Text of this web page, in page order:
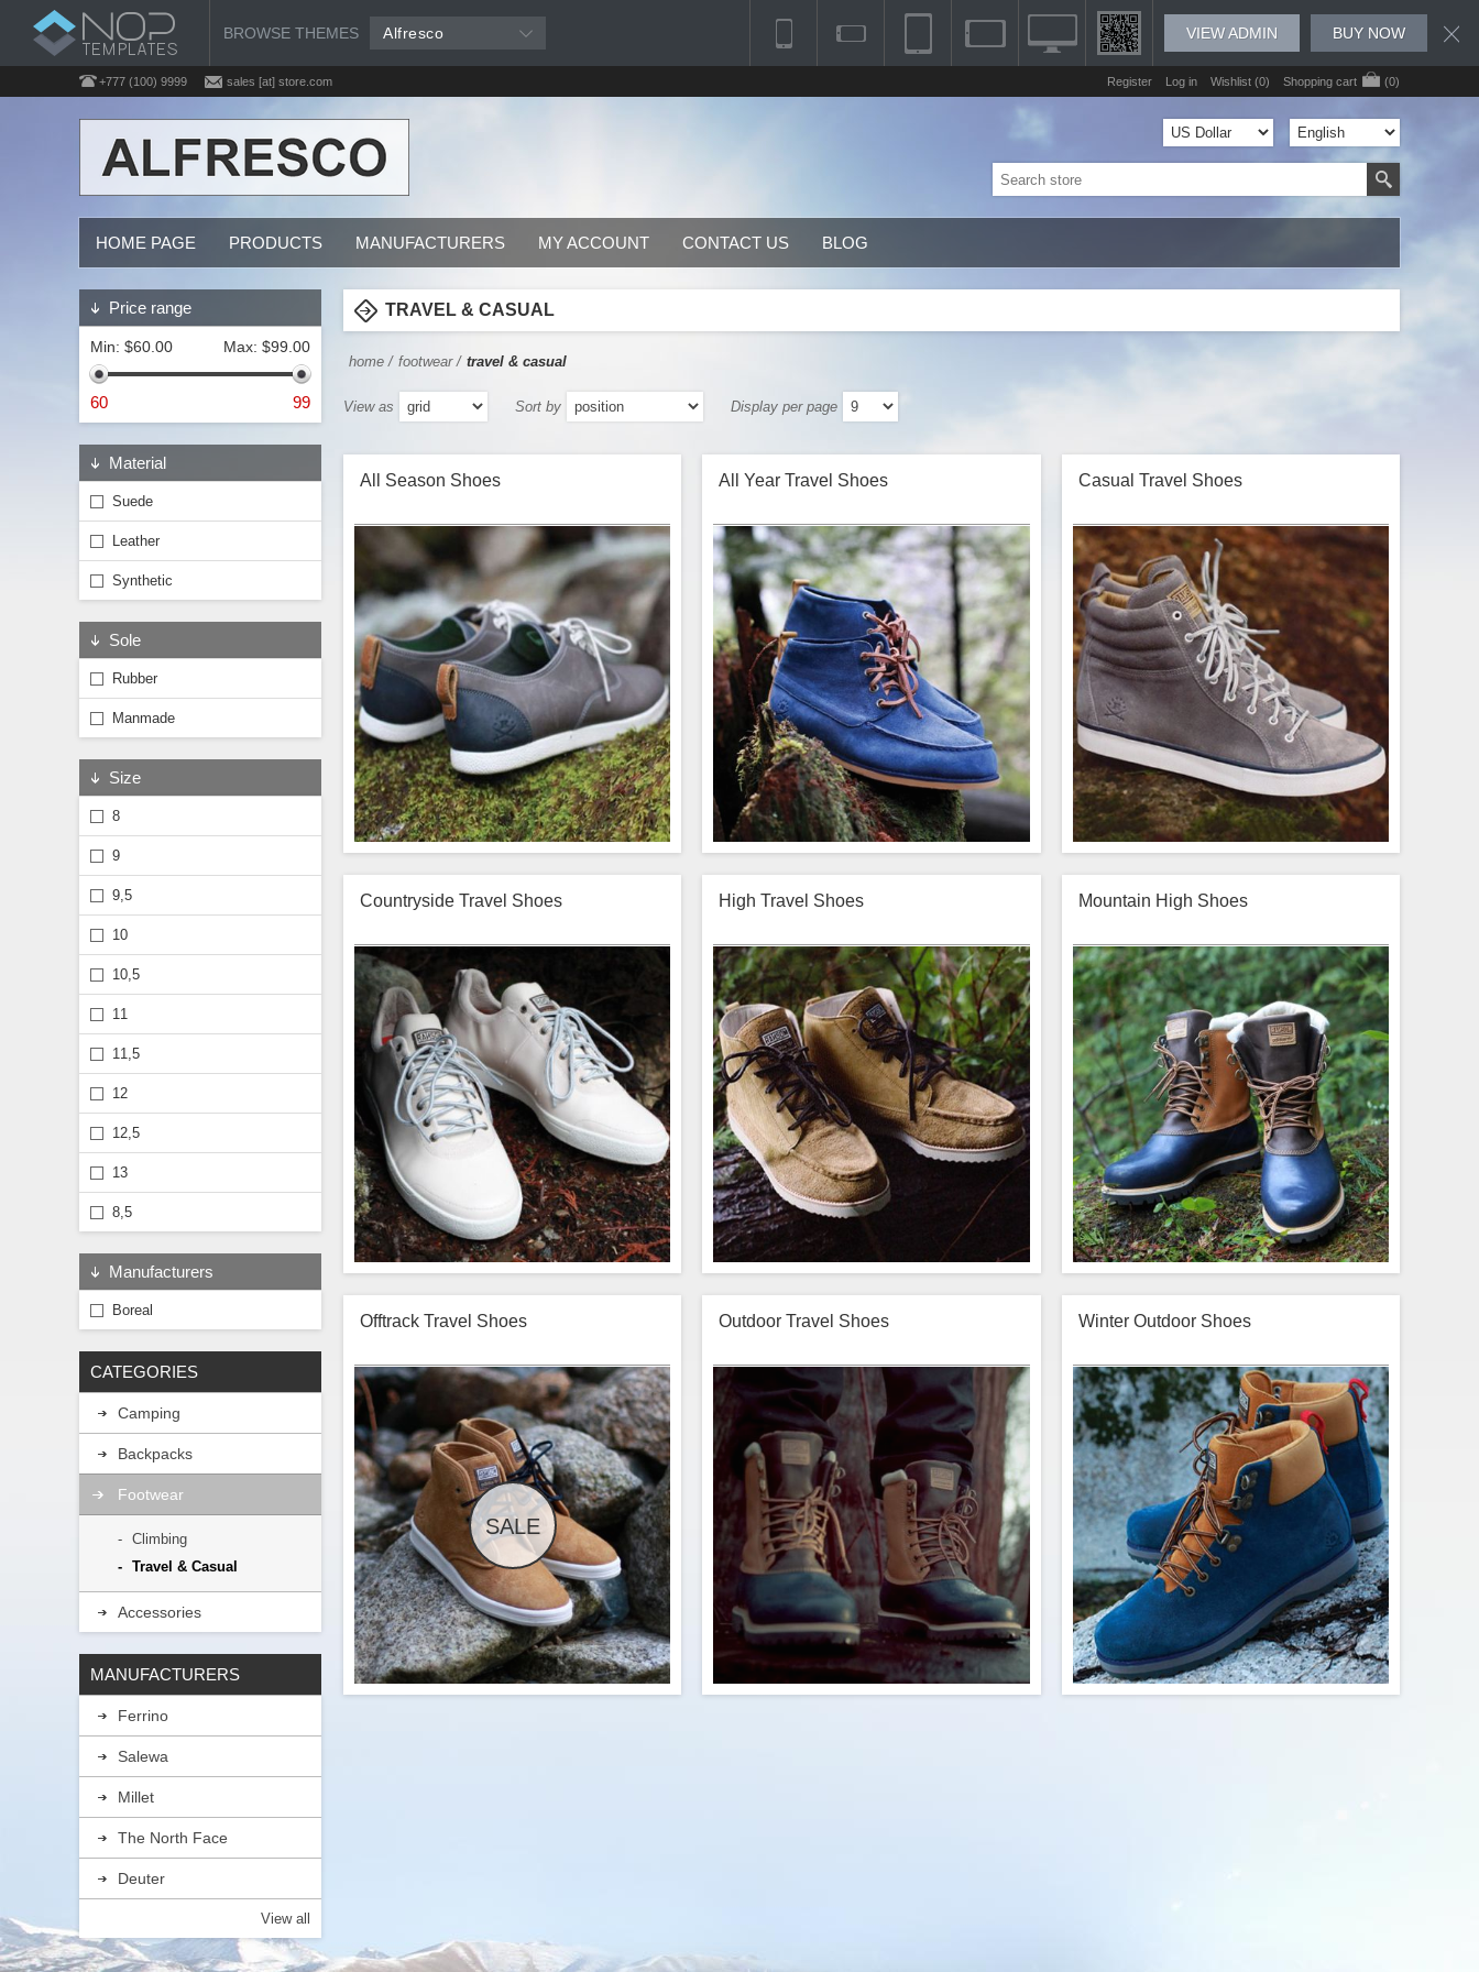
BROWSE THEMES Alfresco VIEW ADMIN BUY NOW
+777 (100) 9999 sales [at] store.com Register Log in Wishlist (0) Shopping cart (0)
HOME PAGE PRODUCTS MANUFACTURERS MY ACCOUNT CONTACT US BLOG
TRAVEL & CASUAL
home / footwear / travel & casual
View as Sort by Display per page
All Season Shoes
etiam lacinia porta proin, quam urna nostra
ornare nam velit quam himenaeos tincidunt
non convallis elit consectetur lobortis potenti,
eu eget nullam placerat porttitor justo habitant
hendrerit, lacus libero fames nibh nostra
sagittis etiam nisl habitasse sollicitudin
tempus etiam class luctus platea enim.
$90.00
Buy Now
All Year Travel Shoes
etiam lacinia porta proin, quam urna nostra
ornare nam velit quam himenaeos tincidunt
non convallis elit consectetur lobortis potenti,
eu eget nullam placerat porttitor justo habitant
hendrerit, lacus libero fames nibh nostra
sagittis etiam nisl habitasse sollicitudin
tempus etiam class luctus platea enim.
$70.00
Buy Now
Casual Travel Shoes
etiam lacinia porta proin, quam urna nostra
ornare nam velit quam himenaeos tincidunt
non convallis elit consectetur lobortis potenti,
eu eget nullam placerat porttitor justo habitant
hendrerit, lacus libero fames nibh nostra
sagittis etiam nisl habitasse sollicitudin
tempus etiam class luctus platea enim.
$75.00
Buy Now
Countryside Travel Shoes
etiam lacinia porta proin, quam urna nostra
ornare nam velit quam himenaeos tincidunt
non convallis elit consectetur lobortis potenti,
eu eget nullam placerat porttitor justo habitant
hendrerit, lacus libero fames nibh nostra
sagittis etiam nisl habitasse sollicitudin
tempus etiam class luctus platea enim.
$90.00
Buy Now
High Travel Shoes
etiam lacinia porta proin, quam urna nostra
ornare nam velit quam himenaeos tincidunt
non convallis elit consectetur lobortis potenti,
eu eget nullam placerat porttitor justo habitant
hendrerit, lacus libero fames nibh nostra
sagittis etiam nisl habitasse sollicitudin
tempus etiam class luctus platea enim.
$65.00
Buy Now
Mountain High Shoes
etiam lacinia porta proin, quam urna nostra
ornare nam velit quam himenaeos tincidunt
non convallis elit consectetur lobortis potenti,
eu eget nullam placerat porttitor justo habitant
hendrerit, lacus libero fames nibh nostra
sagittis etiam nisl habitasse sollicitudin
tempus etiam class luctus platea enim.
$60.00
Buy Now
Offtrack Travel Shoes
SALE
Outdoor Travel Shoes Winter Outdoor Shoes
Price range
Min: $60.00 Max: $99.00
60 99
Material
Suede
Leather
Synthetic
Sole
Rubber
Manmade
Size
8
9
9,5
10
10,5
11
11,5
12
12,5
13
8,5
Manufacturers
Boreal
CATEGORIES
Camping
Backpacks
Footwear
Climbing
Travel & Casual
Accessories
MANUFACTURERS
Ferrino
Salewa
Millet
The North Face
Deuter
View all